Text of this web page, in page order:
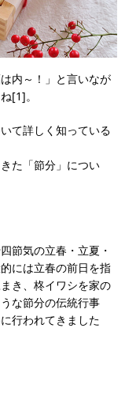
内～！」と言いなが
[1]。
て詳しく知っている
た「節分」につい
節気の立春・立夏・
には立春の前日を指
き、柊イワシを家の
な節分の伝統行事
行われてきました